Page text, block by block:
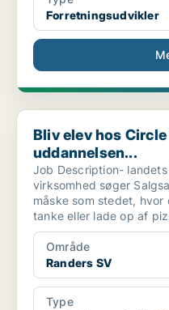
Forretningsudvikler
Bliv elev hos Circle K og tag
Bliv elev hos
uddannelsen...
Job Description-
virksomhed søger
måske som stedet,
tanke eller lade op af
Område
Randers SV
Type